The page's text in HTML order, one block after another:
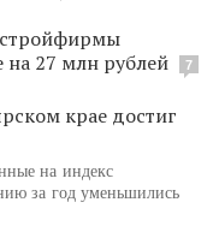
стройфирмы
27 млн рублей
7
крае достиг
на индекс
за год уменьшились